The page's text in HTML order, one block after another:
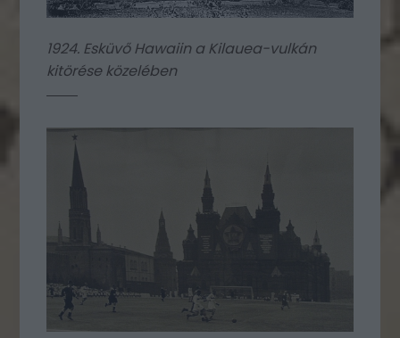
1924. Esküvő Hawaiin a Kilauea-vulkán
kitörése közelében